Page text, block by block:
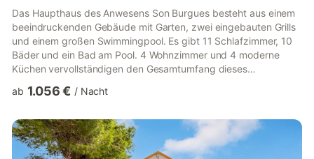
Das Haupthaus des Anwesens Son Burgues besteht aus einem
beeindruckenden Gebäude mit Garten, zwei eingebauten Grills
und einem großen Swimmingpool. Es gibt 11 Schlafzimmer, 10
Bäder und ein Bad am Pool. 4 Wohnzimmer und 4 moderne
Küchen vervollständigen den Gesamtumfang dieses
weitere Personen dort oder in einem zusätzlichen Gebäude mit
VERANSTALTUNGEN WIE Z.B. HOCHZEITEN SIND IN DEM
SEPARATEN GEBÄUDE GEGEN EINE
VERANSTALTUNGSGEBÜHR MÖGLICH (KEINE
ab 1.056 € / Nacht